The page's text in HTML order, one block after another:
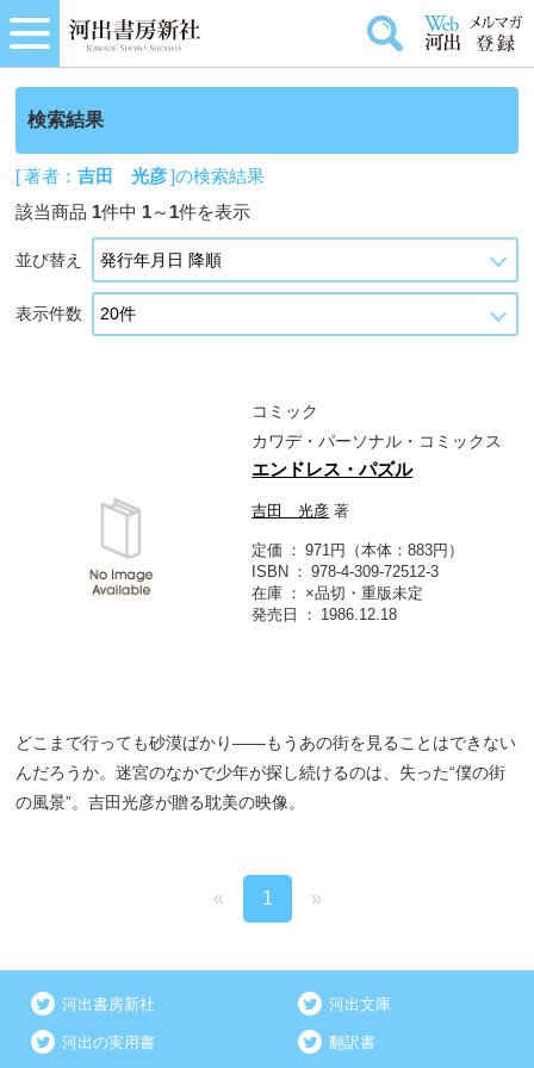
検索結果
[ 著者：吉田 光彦]の検索結果
該当商品 1件中 1～ 1件を表示
並び替え
表示件数
コミック
カワデ・パーソナル・コミックス
エンドレス・パズル
吉田 光彦 著
定価
971円（本体：883円）
ISBN
978-4-309-72512-3
在庫
×品切・重版未定
発売日
1986.12.18
どこまで行っても砂漠ばかり――もうあの街を見ることはできない
んだろうか。迷宮のなかで少年が探し続けるのは、失った“僕の街
の風景”。吉田光彦が贈る耽美の映像。
« 1 »
河出書房新社 河出文庫
河出の実用書 翻訳書